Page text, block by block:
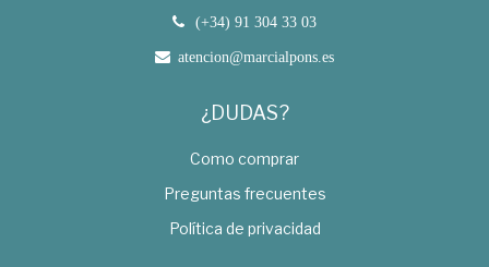
(+34) 91 304 33 03
atencion@marcialpons.es
¿DUDAS?
Como comprar
Preguntas frecuentes
Política de privacidad